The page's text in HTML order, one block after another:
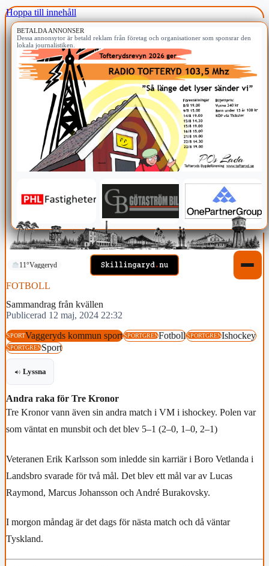
Hoppa till innehåll
BETALDA ANNONSER
Dessa annonsytor är betald reklam från företag och organisationer som sponsrar den
lokala journalistiken.
11°Vaggeryd
FOTBOLL
Sammandrag från kvällen
Publicerad 12 maj, 2024 22:32
SPORTVaggeryds kommun sportSPORTGRENFotbollSPORTGRENIshockey
SPORTGRENSport
Lyssna
Andra raka för Tre Kronor
Tre Kronor vann även sin andra match i VM i ishockey. Polen var
som väntat en munsbit och det blev 5–1 (2–0, 1–0, 2–1)
Veteranen Erik Karlsson som inledde sin karriär i Boro Vetlanda i
Landsbro svarade för två mål. Det blev ett mål var av Lucas
Raymond, Marcus Johansson och André Burakovsky.
I morgon måndag är det dags för nästa match och då väntar
Tyskland.